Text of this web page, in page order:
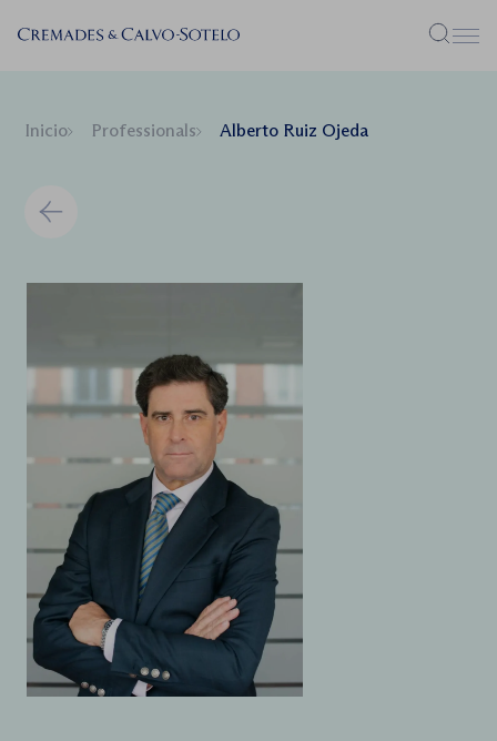
Menú
Inicio Professionals Alberto Ruiz Ojeda